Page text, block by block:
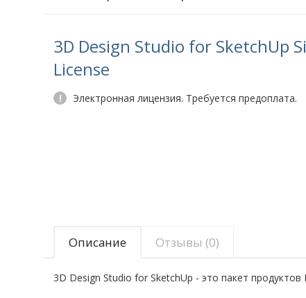
3D Design Studio for SketchUp
License
! Электронная лицензия. Требуется предоплата.
Описание Отзывы (0)
3D Design Studio for SketchUp - это пакет